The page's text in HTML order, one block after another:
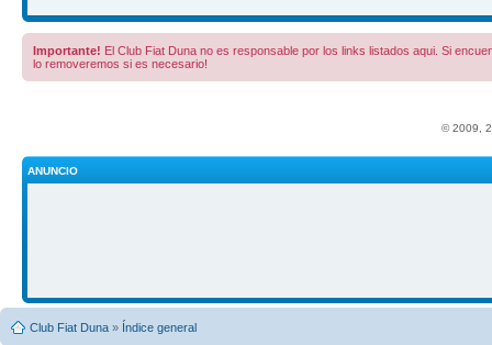
Importante! El Club Fiat Duna no es responsable por los links listados aqui. Si
lo removeremos si es necesario!
© 2009,
ANUNCIO
Club Fiat Duna » Índice general